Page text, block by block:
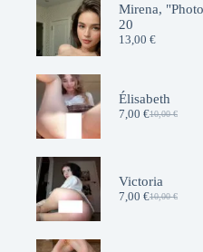
Mirena,
20
13,00 €
Élisabeth
10,00€
Le
10,00 €.
7,00 €Le
7,00 €.
Victoria
10,00€
Le
7,00 €Le